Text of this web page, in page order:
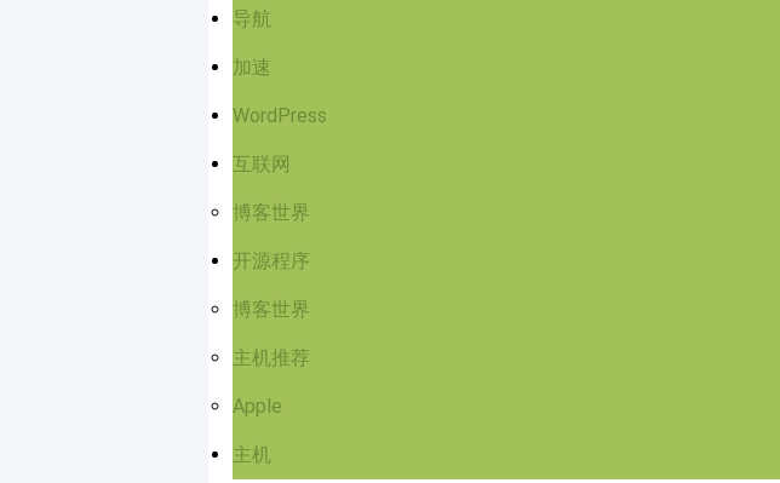
导航
加速
WordPress
互联网
博客世界
开源程序
博客世界
主机推荐
Apple
主机